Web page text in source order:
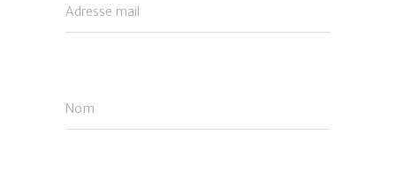
Adresse mail
Nom